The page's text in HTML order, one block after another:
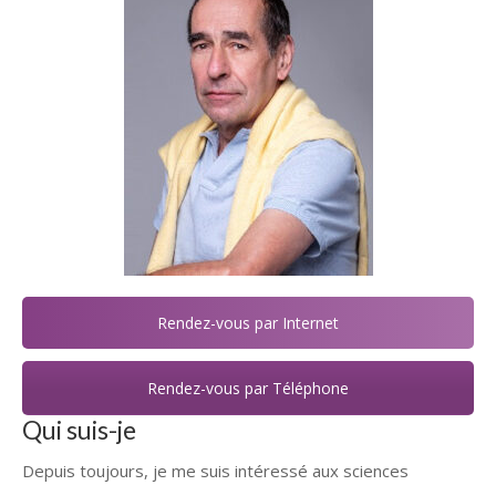
Qui suis-je
Depuis toujours, je me suis intéressé aux sciences
Rendez-vous par Internet
Rendez-vous par Téléphone